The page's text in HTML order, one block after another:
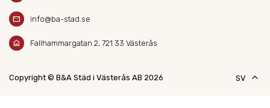
mail info@ba-stad.se
home Fallhammargatan 2, 721 33 Västerås
Copyright © B&A Städ i Västerås AB 2026 SV keyboard_arrow_up